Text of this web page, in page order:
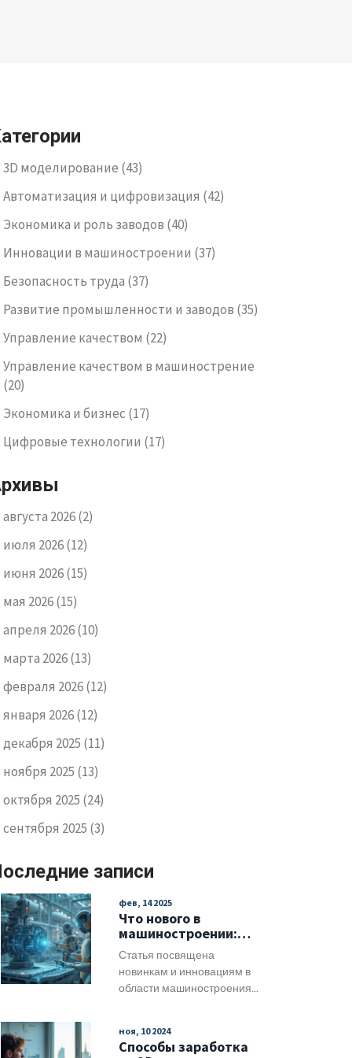
3D моделирование (43)
Автоматизация и цифровизация (42)
Экономика и роль заводов (40)
Инновации в машиностроении (37)
Безопасность труда (37)
Развитие промышленности и заводов (35)
Управление качеством (22)
Управление качеством в машинострение
(20)
Экономика и бизнес (17)
Цифровые технологии (17)
августа 2026(2)
июля 2026(12)
июня 2026(15)
мая 2026(15)
апреля 2026(10)
марта 2026(13)
февраля 2026(12)
января 2026(12)
декабря 2025 (11)
ноября 2025 (13)
октября 2025 (24)
сентября 2025 (3)
записи
фев, 14 2025
Что нового в
машиностроении:
инновации и тренды
Статья посвящена
новинкам и инновациям в
области машиностроения.
автоматизации процессов
с помощью роботов и
ноя, 10 2024
Способы заработка